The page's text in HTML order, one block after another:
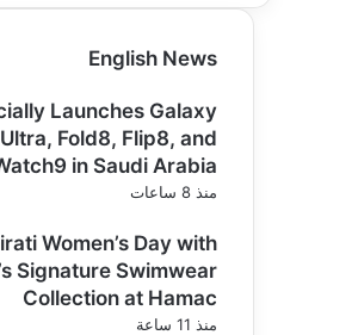
English News
Launches Galaxy
Fold8, Flip8, and
in Saudi Arabia
منذ 8 ساعات
Women’s Day with
Signature Swimwear
Collection at Hamac
منذ 11 ساعة